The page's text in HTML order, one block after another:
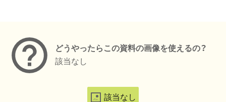
どうやったらこの資料の画像を使えるの？
該当なし
該当なし